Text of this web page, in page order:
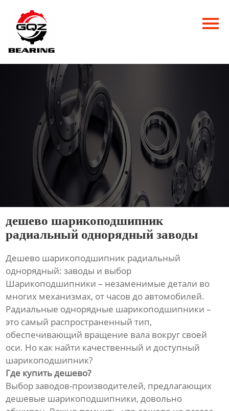
Главная
Продукция
Новости
Контакты
дешево шарикоподшипник
радиальный однорядный заводы
Дешево шарикоподшипник радиальный
однорядный: заводы и выбор
Шарикоподшипники – незаменимые детали во
многих механизмах, от часов до автомобилей.
Радиальные однорядные шарикоподшипники –
это самый распространенный тип,
обеспечивающий вращение вала вокруг своей
оси. Но как найти качественный и доступный
шарикоподшипник?
Где купить дешево?
Выбор заводов-производителей, предлагающих
дешевые шарикоподшипники, довольно